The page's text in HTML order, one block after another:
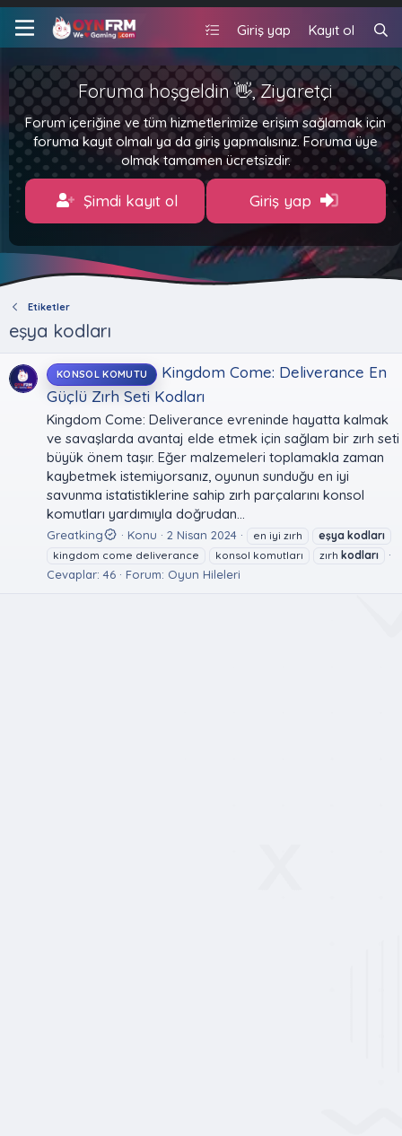
Giriş yap Kayıt ol
Foruma hoşgeldin 👋, Ziyaretçi
Forum içeriğine ve tüm hizmetlerimize erişim sağlamak için
foruma kayıt olmalı ya da giriş yapmalısınız. Foruma üye
olmak tamamen ücretsizdir.
Şimdi kayıt ol Giriş yap
Etiketler
eşya kodları
KONSOL KOMUTU
Kingdom Come: Deliverance En
Güçlü Zırh Seti Kodları
Kingdom Come: Deliverance evreninde hayatta kalmak
ve savaşlarda avantaj elde etmek için sağlam bir zırh seti
büyük önem taşır. Eğer malzemeleri toplamakla zaman
kaybetmek istemiyorsanız, oyunun sunduğu en iyi
savunma istatistiklerine sahip zırh parçalarını konsol
komutları yardımıyla doğrudan...
Greatking Konu 2 Nisan 2024 en iyi zırh eşya kodları
kingdom come deliverance
konsol komutları zırh kodları
Cevaplar: 46 Forum: Oyun Hileleri